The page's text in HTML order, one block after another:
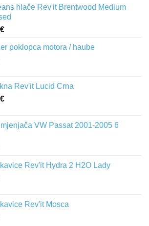
hlače Rev'it Brentwood Medium
€
poklopca motora / haube
Rev'it Lucid Crna
€
VW Passat 2001-2005 6
Rev'it Hydra 2 H2O Lady
Rev'it Mosca